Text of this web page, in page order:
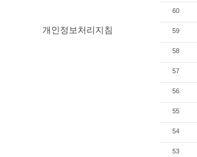
개인정보처리지침
60
59
58
57
56
55
54
53